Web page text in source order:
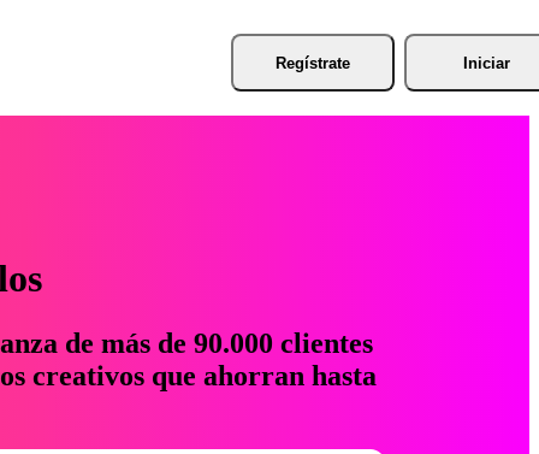
Regístrate Iniciar
de más de 90.000 clientes
creativos que ahorran hasta